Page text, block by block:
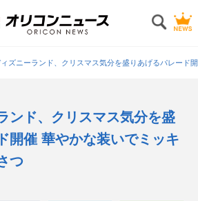
ズニーランド、クリスマス気分を盛りあげるパレード
ンド、クリスマス気分を盛
開催 華やかな装いでミッキ
つ